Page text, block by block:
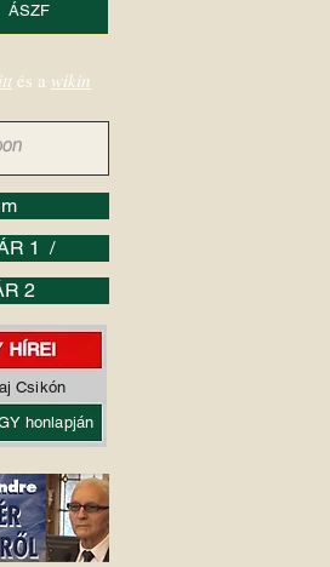
ÁSZF
1 /
2
itt és a wikin
Csikón
honlapján